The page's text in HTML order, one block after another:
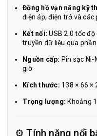
Đồng hồ vạn năng kỹ
điện áp, điện trở và
Kết nối: USB 2.0 tốc
truyền dữ liệu qua
Nguồn cấp: Pin sạc
giờ
Kích thước: 138 × 66 ×
Trọng lượng: Khoảng
⚙️ Tính năng nổi